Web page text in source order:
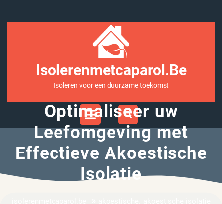
Isolerenmetcaparol.be
Isoleren voor een duurzame toekomst
Open
Menu
Optimaliseer uw
Leefomgeving met
Effectieve Akoestische
Isolatie